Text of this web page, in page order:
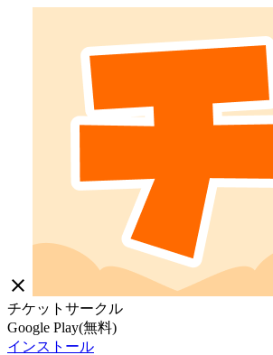
close
チケットサークル
Google Play(無料)
インストール